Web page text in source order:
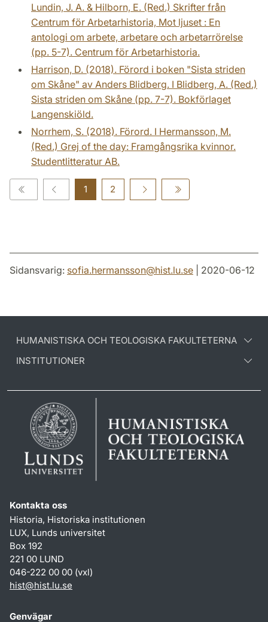
Lundin, J. A. & Hilborn, E. (Red.) Skrifter från
Centrum för Arbetarhistoria, Mot ljuset : En
antologi om arbete, arbetare och arbetarrörelse
(pp. 5-7). Centrum för Arbetarhistoria.
Harrison, D. (2018). Förord i boken "Sista striden
om Skåne" av Anders Blidberg. I Blidberg, A. (Red.)
Sista striden om Skåne (pp. 7-7). Bokförlaget
Langenskiöld.
Norrhem, S. (2018). Förord. I Hermansson, M.
(Red.) Grej of the day: Framgångsrika kvinnor.
Studentlitteratur AB.
1 2
Sidansvarig: sofia.hermansson@hist.lu.se | 2020-06-12
HUMANISTISKA OCH TEOLOGISKA FAKULTETERNA
INSTITUTIONER
Kontakta oss
Historia, Historiska institutionen
LUX, Lunds universitet
Box 192
221 00 LUND
046-222 00 00 (vxl)
hist@hist.lu.se
Genvägar